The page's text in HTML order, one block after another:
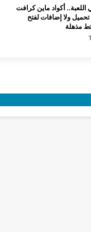
أكواد ماين كرافت
تحميل ولا إضافات لفتح
مذهلة